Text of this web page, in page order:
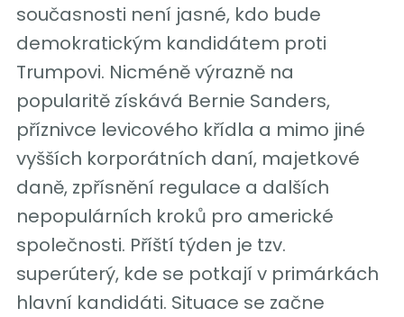
současnosti není jasné, kdo bude
demokratickým kandidátem proti
Trumpovi. Nicméně výrazně na
popularitě získává Bernie Sanders,
příznivce levicového křídla a mimo jiné
vyšších korporátních daní, majetkové
daně, zpřísnění regulace a dalších
nepopulárních kroků pro americké
společnosti. Příští týden je tzv.
superúterý, kde se potkají v primárkách
hlavní kandidáti. Situace se začne